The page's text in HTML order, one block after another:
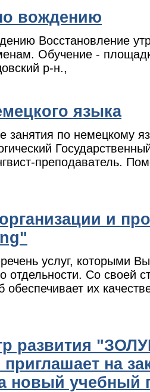
вождению
Восстановление
Обучение -
р-н.,
языка
занятия по немецкому
преподаватель.
и
услуг, которыми
отдельности. Со своей
обеспечивает их
развития
на
новый учебный